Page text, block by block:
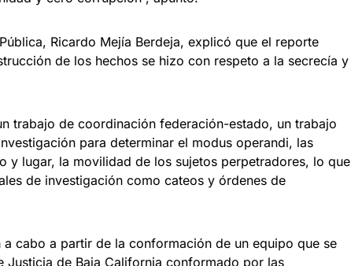
Ricardo Mejía Berdeja, explicó que el reporte
de los hechos se hizo con respeto a la secrecía y
trabajo de coordinación federación-estado, un trabajo
para determinar el modus operandi, las
y lugar, la movilidad de los sujetos perpetradores, lo que
de investigación como cateos y órdenes de
a cabo a partir de la conformación de un equipo que se
Justicia de Baja California conformado por las